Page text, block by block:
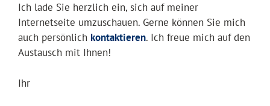
Ich lade Sie herzlich ein, sich auf meiner
Internetseite umzuschauen. Gerne können Sie mich
auch persönlich kontaktieren. Ich freue mich auf den
Austausch mit Ihnen!
Ihr